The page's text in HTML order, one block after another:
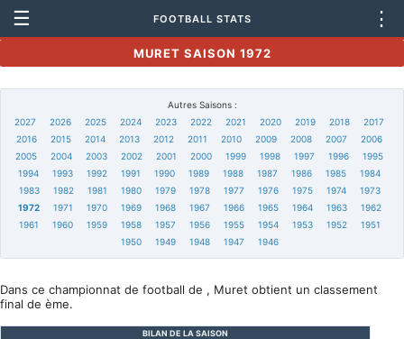
☰ FOOTBALL STATS ⋮
MURET SAISON 1972
Autres Saisons :
2027
2026 2025 2024 2023 2022 2021 2020 2019 2018
2017
2016
2015 2014 2013 2012 2011 2010 2009 2008 2007
2006
2005
2004 2003 2002 2001 2000 1999 1998 1997 1996
1995
1994
1993 1992 1991 1990 1989 1988 1987 1986 1985
1984
1983
1982 1981 1980 1979 1978 1977 1976 1975 1974
1973
1972
1971 1970 1969 1968 1967 1966 1965 1964 1963
1962
1961
1960 1959 1958 1957 1956 1955 1954 1953 1952
1951
1950
1949 1948 1947 1946
Dans ce championnat de football de , Muret obtient un classement
final de ème.
BILAN DE LA SAISON